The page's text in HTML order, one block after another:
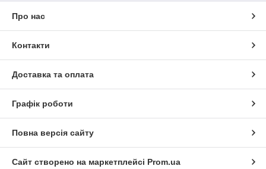
Про нас
Контакти
Доставка та оплата
Графік роботи
Повна версія сайту
Сайт створено на маркетплейсі Prom.ua